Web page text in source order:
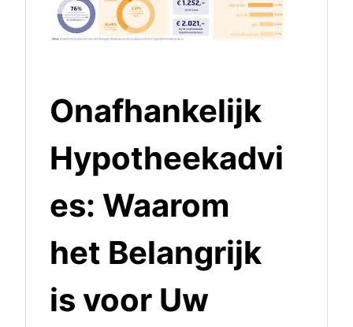
Onafhankelijk
Hypotheekadvi
es: Waarom
het Belangrijk
is voor Uw